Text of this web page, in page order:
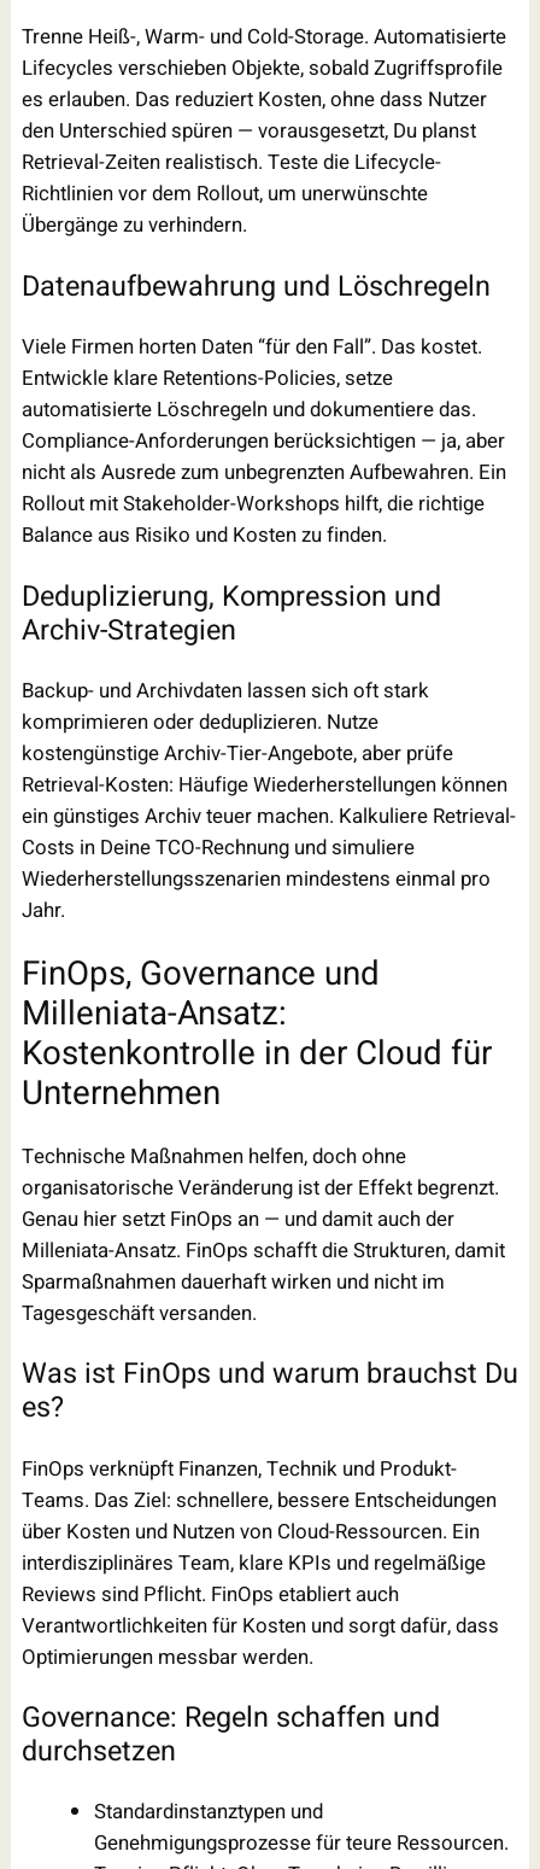
Trenne Heiß-, Warm- und Cold-Storage. Automatisierte
Lifecycles verschieben Objekte, sobald Zugriffsprofile
es erlauben. Das reduziert Kosten, ohne dass Nutzer
den Unterschied spüren — vorausgesetzt, Du planst
Retrieval-Zeiten realistisch. Teste die Lifecycle-
Richtlinien vor dem Rollout, um unerwünschte
Übergänge zu verhindern.
Datenaufbewahrung und Löschregeln
Viele Firmen horten Daten “für den Fall”. Das kostet.
Entwickle klare Retentions-Policies, setze
automatisierte Löschregeln und dokumentiere das.
Compliance-Anforderungen berücksichtigen — ja, aber
nicht als Ausrede zum unbegrenzten Aufbewahren. Ein
Rollout mit Stakeholder-Workshops hilft, die richtige
Balance aus Risiko und Kosten zu finden.
Deduplizierung, Kompression und
Archiv-Strategien
Backup- und Archivdaten lassen sich oft stark
komprimieren oder deduplizieren. Nutze
kostengünstige Archiv-Tier-Angebote, aber prüfe
Retrieval-Kosten: Häufige Wiederherstellungen können
ein günstiges Archiv teuer machen. Kalkuliere Retrieval-
Costs in Deine TCO-Rechnung und simuliere
Wiederherstellungsszenarien mindestens einmal pro
Jahr.
FinOps, Governance und
Milleniata-Ansatz:
Kostenkontrolle in der Cloud für
Unternehmen
Technische Maßnahmen helfen, doch ohne
organisatorische Veränderung ist der Effekt begrenzt.
Genau hier setzt FinOps an — und damit auch der
Milleniata-Ansatz. FinOps schafft die Strukturen, damit
Sparmaßnahmen dauerhaft wirken und nicht im
Tagesgeschäft versanden.
Was ist FinOps und warum brauchst Du
es?
FinOps verknüpft Finanzen, Technik und Produkt-
Teams. Das Ziel: schnellere, bessere Entscheidungen
über Kosten und Nutzen von Cloud-Ressourcen. Ein
interdisziplinäres Team, klare KPIs und regelmäßige
Reviews sind Pflicht. FinOps etabliert auch
Verantwortlichkeiten für Kosten und sorgt dafür, dass
Optimierungen messbar werden.
Governance: Regeln schaffen und
durchsetzen
Standardinstanztypen und
Genehmigungsprozesse für teure Ressourcen.